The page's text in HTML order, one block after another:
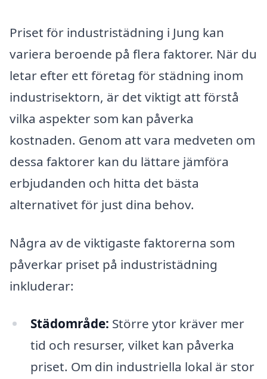
Priset för industristädning i Jung kan
variera beroende på flera faktorer. När du
letar efter ett företag för städning inom
industrisektorn, är det viktigt att förstå
vilka aspekter som kan påverka
kostnaden. Genom att vara medveten om
dessa faktorer kan du lättare jämföra
erbjudanden och hitta det bästa
alternativet för just dina behov.
Några av de viktigaste faktorerna som
påverkar priset på industristädning
inkluderar:
Städområde: Större ytor kräver mer
tid och resurser, vilket kan påverka
priset. Om din industriella lokal är stor